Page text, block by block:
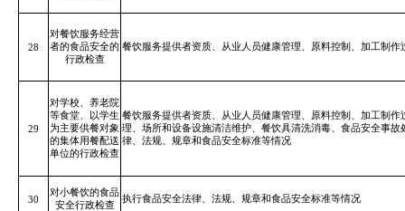
28
对餐饮服务经营
者的食品安全的
行政检查
餐饮服务提供者资质、从业人员健康管理、原料控制、加工制作
29
对学校、养老院
等食堂、以学生
为主要供餐对象
的集体用餐配送
单位的行政检查
餐饮服务提供者资质、从业人员健康管理、原料控制、加工制作
理、场所和设备设施清洁维护、餐饮具清洗消毒、食品安全事故
律、法规、规章和食品安全标准等情况
30
对小餐饮的食品
安全行政检查
执行食品安全法律、法规、规章和食品安全标准等情况